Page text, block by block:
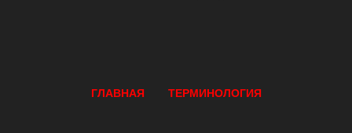
ГЛАВНАЯ ТЕРМИНОЛОГИЯ